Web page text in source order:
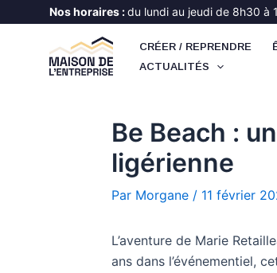
Nos horaires :du lundi au jeudi de 8h30 à
CRÉER / REPRENDRE
ACTUALITÉS
Be Beach :
ligérienne
Par Morgane / 11 février
L’aventure de Marie
ans dans l’événementiel,